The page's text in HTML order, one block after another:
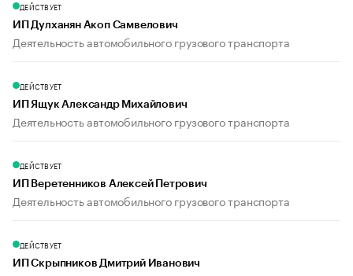
ДЕЙСТВУЕТ
ИП Дулханян Акоп Самвелович
Деятельность автомобильного грузового транспорта
ДЕЙСТВУЕТ
ИП Ящук Александр Михайлович
Деятельность автомобильного грузового транспорта
ДЕЙСТВУЕТ
ИП Веретенников Алексей Петрович
Деятельность автомобильного грузового транспорта
ДЕЙСТВУЕТ
ИП Скрыпников Дмитрий Иванович